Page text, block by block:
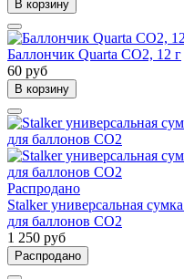
В корзину
Баллончик Quarta CO2, 12 г
60 руб
В корзину
Распродано
Stalker универсальная
для баллонов СО2
1 250 руб
Распродано